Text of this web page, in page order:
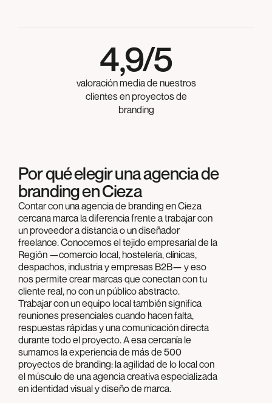
4,9/5
valoración media de nuestros
clientes en proyectos de
branding
Por qué elegir una agencia de
branding en Cieza
Contar con una agencia de branding en Cieza
cercana marca la diferencia frente a trabajar con
un proveedor a distancia o un diseñador
freelance. Conocemos el tejido empresarial de la
Región —comercio local, hostelería, clínicas,
despachos, industria y empresas B2B— y eso
nos permite crear marcas que conectan con tu
cliente real, no con un público abstracto.
Trabajar con un equipo local también significa
reuniones presenciales cuando hacen falta,
respuestas rápidas y una comunicación directa
durante todo el proyecto. A esa cercanía le
sumamos la experiencia de más de 500
proyectos de branding: la agilidad de lo local con
el músculo de una agencia creativa especializada
en identidad visual y diseño de marca.